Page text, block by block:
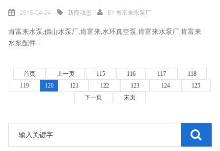
2015-04-24 新闻动态 BY肯富来水泵厂
肯富来水泵,佛山水泵厂,肯富来,水环真空泵,肯富来水泵厂,肯富来
水泵配件...
首页 上一页 115 116 117
118
119
120 121 122 123 124
125
下一页
末页